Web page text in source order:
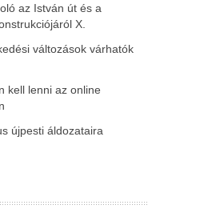
az István út és a
X.
változások várhatók
kell lenni az online
újpesti áldozataira